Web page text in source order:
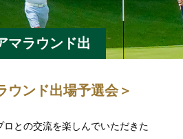
マラウンド出
ウンド出場予選会＞
ロとの交流を楽しんでいただきた